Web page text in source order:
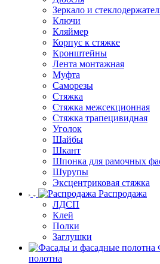
Зеркало и
Ключи
Кляймер
Корпус к стяжке
Кронштейны
Лента монтажная
Муфта
Саморезы
Стяжка
Стяжка межсекционная
Стяжка трапецивидная
Уголок
Шайбы
Шкант
Шпонка для рамочных
Шурупы
Эксцентриковая стяжка
Распродажа
ЛДСП
Клей
Полки
Заглушки
полотна